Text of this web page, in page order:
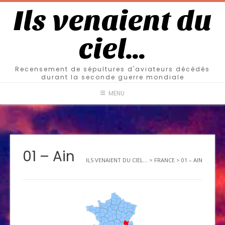
Ils venaient du
ciel…
Recensement de sépultures d'aviateurs décédés
durant la seconde guerre mondiale
MENU
01 – Ain ILS VENAIENT DU CIEL... > FRANCE > 01 – AIN